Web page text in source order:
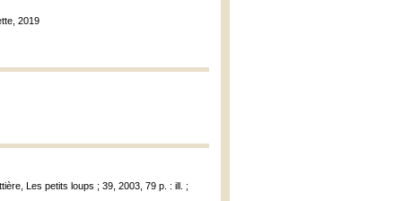
2019
Les petits loups ; 39, 2003, 79 p. : ill. ;